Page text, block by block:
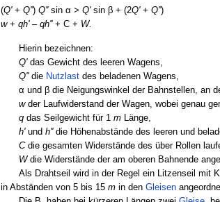
(Q'+ Q'') Q''sin α > Q'sin β + (2Q'+ Q'')
w+ qh'– qh''+ C + W.
Hierin bezeichnen:
Q'das Gewicht des leeren Wagens,
Q''die Nutzlast des beladenen Wagens,
α und β die Neigungswinkel der Bahnstellen, an
wder Laufwiderstand der Wagen, wobei genau
q das Seilgewicht für 1m Länge,
h'undh''die Höhenabstände des leeren und
Cdie gesamten Widerstände des über Rollen
Wdie Widerstände der am oberen Bahnende
Als Drahtseil wird in der Regel ein Litzenseil mit
in Abständen von 5 bis 15 min den Gleisen